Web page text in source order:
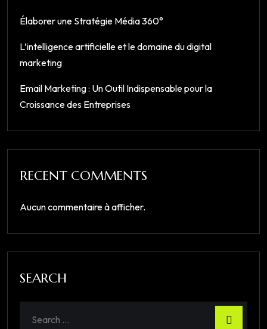
Élaborer une Stratégie Média 360°
L’intelligence artificielle et le domaine du digital
marketing
Email Marketing : Un Outil Indispensable pour la
Croissance des Entreprises
RECENT COMMENTS
Aucun commentaire à afficher.
SEARCH